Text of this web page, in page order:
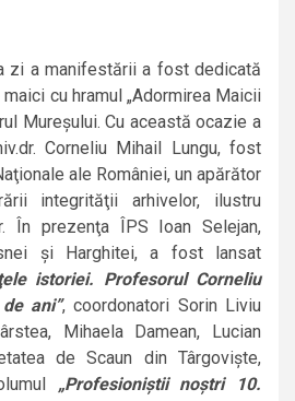
zi a manifestării a fost dedicată
cu hramul „Adormirea Maicii
Mureşului. Cu această ocazie a
Corneliu Mihail Lungu, fost
ale României, un apărător
integrităţii arhivelor, ilustru
În prezenţa ÎPS Ioan Selejan,
şi Harghitei, a fost lansat
istoriei. Profesorul Corneliu
ani”, coordonatori Sorin Liviu
Mihaela Damean, Lucian
de Scaun din Târgovişte,
„Profesioniştii noştri 10.